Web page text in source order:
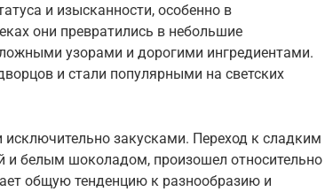
и изысканности, особенно в
они превратились в небольшие
узорами и дорогими ингредиентами.
и стали популярными на светских
закусками. Переход к сладким
и белым шоколадом, произошел относительно
общую тенденцию к разнообразию и